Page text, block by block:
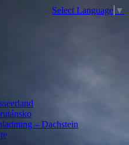
Select Language ▼
– Dachstein